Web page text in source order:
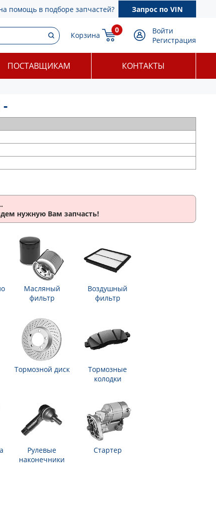
помощь в подборе запчастей? Запрос по VIN
Корзина
0
Войти
Регистрация
ПОСТАВЩИКАМ КОНТАКТЫ
нужную Вам запчасть!
Масляный
фильтр
Воздушный
фильтр
Тормозной диск
Тормозные
колодки
Рулевые
наконечники
Стартер